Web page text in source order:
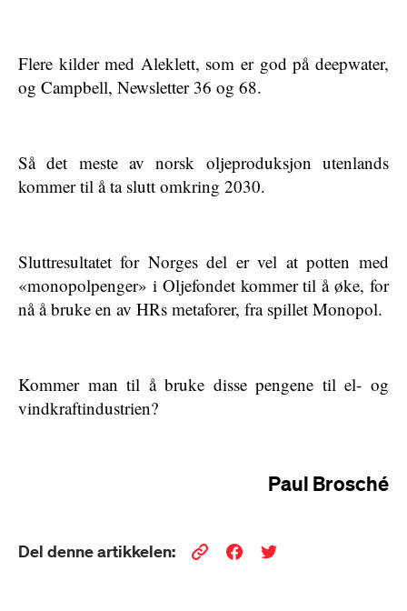
Flere kilder med Aleklett, som er god på deepwater,
og Campbell, Newsletter 36 og 68.
Så det meste av norsk oljeproduksjon utenlands
kommer til å ta slutt omkring 2030.
Sluttresultatet for Norges del er vel at potten med
«monopolpenger» i Oljefondet kommer til å øke, for
nå å bruke en av HRs metaforer, fra spillet Monopol.
Kommer man til å bruke disse pengene til el- og
vindkraftindustrien?
Paul Brosché
Del denne artikkelen: